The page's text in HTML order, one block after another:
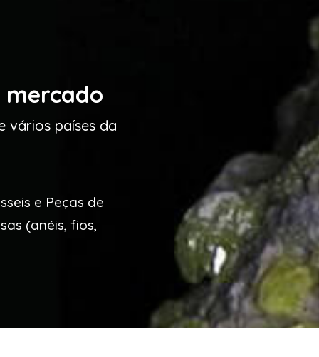
mercado
vários países da
e Peças de
(anéis, fios,